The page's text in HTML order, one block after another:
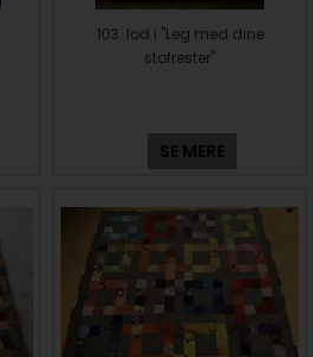
103. lod i "Leg med dine
stofrester"
SE MERE